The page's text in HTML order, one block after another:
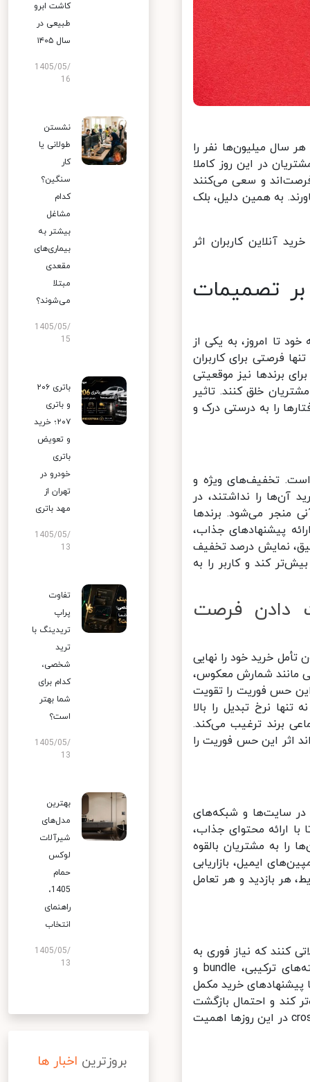
میلیون‌ها نفر را
در این روز کاملا
و سعی می‌کنند
به همین دلیل، بلک
آنلاین کاربران اثر
تصمیمات
تا امروز، به یکی از
فرصتی برای کاربران
برندها نیز موقعیتی
خلق کنند. تاثیر
را به درستی درک و
تخفیف‌های ویژه و
را نداشتند، در
منجر می‌شود. برندها
پیشنهادهای جذاب،
نمایش درصد تخفیف
کند و کاربر را به
فرصت
خرید خود را نهایی
مانند شمارش معکوس،
حس فوریت را تقویت
نرخ تبدیل را بالا
برند ترغیب می‌کند.
اثر این حس فوریت را
سایت‌ها و شبکه‌های
ارائه محتوای جذاب،
به مشتریان بالقوه
ایمیل، بازاریابی
هر بازدید و هر تعامل
که نیاز فوری به
آن‌ها ندارند. برندها می‌توانند از این رفتار بهره‌برداری کنند و با ارائه بسته‌های ترکیبی، bundle و
خرید مکمل
کند و احتمال بازگشت
مشتری برای خریدهای بعدی را بالا ببرد. طراحی استراتژی‌های upsell و cross-sell در این روزها اهمیت
کاشت ابرو
طبیعی در
سال ۱۴۰۵
1405/05/
16
نشستن
طولانی یا
کار
سنگین؟
کدام
مشاغل
بیشتر به
بیماری‌های
مقعدی
مبتلا
می‌شوند؟
1405/05/
15
باتری ۲۰۶
و باتری
۲۰۷؛ خرید
و تعویض
باتری
خودرو در
تهران از
مهد باتری
1405/05/
13
تفاوت
پراپ
تریدینگ با
ترید
شخصی،
کدام برای
شما بهتر
است؟
1405/05/
13
بهترین
مدل‌های
شیرآلات
لوکس
حمام
1405،
راهنمای
انتخاب
1405/05/
13
بروزترین اخبار ها